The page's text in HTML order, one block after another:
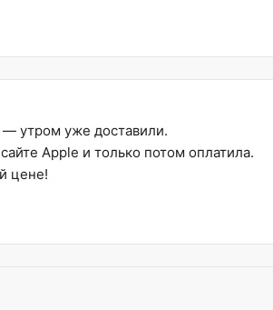
утром уже доставили.
Apple и только потом оплатила.
цене!